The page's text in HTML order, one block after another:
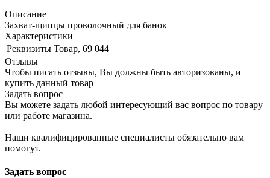
Описание
Захват-щипцы проволочный для банок
Характеристики
Реквизиты Товар, 69 044
Отзывы
Чтобы писать отзывы, Вы должны быть авторизованы, и
купить данный товар
Задать вопрос
Вы можете задать любой интересующий вас вопрос по товару
или работе магазина.
Наши квалифицированные специалисты обязательно вам
помогут.
Задать вопрос